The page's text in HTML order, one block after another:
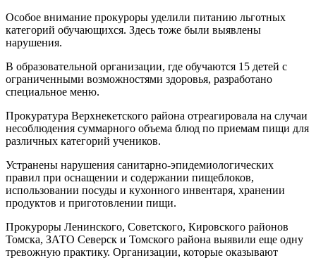
Особое внимание прокуроры уделили питанию льготных
категорий обучающихся. Здесь тоже были выявлены
нарушения.
В образовательной организации, где обучаются 15 детей с
ограниченными возможностями здоровья, разработано
специальное меню.
Прокуратура Верхнекетского района отреагировала на случаи
несоблюдения суммарного объема блюд по приемам пищи для
различных категорий учеников.
Устранены нарушения санитарно-эпидемиологических
правил при оснащении и содержании пищеблоков,
использовании посуды и кухонного инвентаря, хранении
продуктов и приготовлении пищи.
Прокуроры Ленинского, Советского, Кировского районов
Томска, ЗАТО Северск и Томского района выявили еще одну
тревожную практику. Организации, которые оказывают